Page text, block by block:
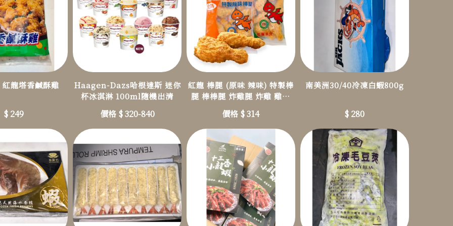
龍塔香鹹酥雞
$ 249
Haagen-Dazs哈根達斯 迷你
杯冰淇淋 100ml隨機出清
價格 $ 320-840
紅龍 棒腿 (原味 辣味) 特製棒
腿 棒棒腿 炸雞腿 炸雞 雞腿
炸物
價格 $ 314
南美洲30/40冷凍白蝦800g
$ 280